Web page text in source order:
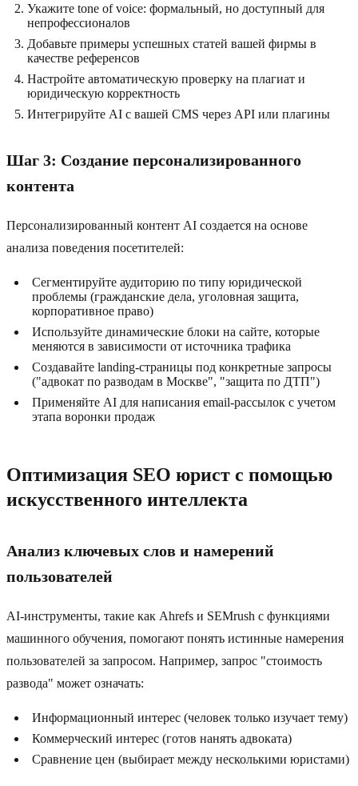
Укажите tone of voice: формальный, но доступный для
непрофессионалов
Добавьте примеры успешных статей вашей фирмы в
качестве референсов
Настройте автоматическую проверку на плагиат и
юридическую корректность
Интегрируйте AI с вашей CMS через API или плагины
Шаг 3: Создание персонализированного
контента
Персонализированный контент AI создается на основе
анализа поведения посетителей:
Сегментируйте аудиторию по типу юридической
проблемы (гражданские дела, уголовная защита,
корпоративное право)
Используйте динамические блоки на сайте, которые
меняются в зависимости от источника трафика
Создавайте landing-страницы под конкретные запросы
("адвокат по разводам в Москве", "защита по ДТП")
Применяйте AI для написания email-рассылок с учетом
этапа воронки продаж
Оптимизация SEO юрист с помощью
искусственного интеллекта
Анализ ключевых слов и намерений
пользователей
AI-инструменты, такие как Ahrefs и SEMrush с функциями
машинного обучения, помогают понять истинные намерения
пользователей за запросом. Например, запрос "стоимость
развода" может означать:
Информационный интерес (человек только изучает тему)
Коммерческий интерес (готов нанять адвоката)
Сравнение цен (выбирает между несколькими юристами)